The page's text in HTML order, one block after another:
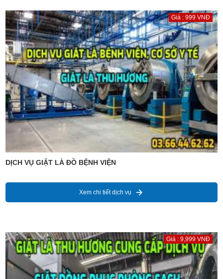
Giá : 999 VNĐ
DỊCH VỤ GIẶT LÀ ĐỒ BỆNH VIỆN
Xem chi tiết dịch vụ
Giá : 9,999 VNĐ